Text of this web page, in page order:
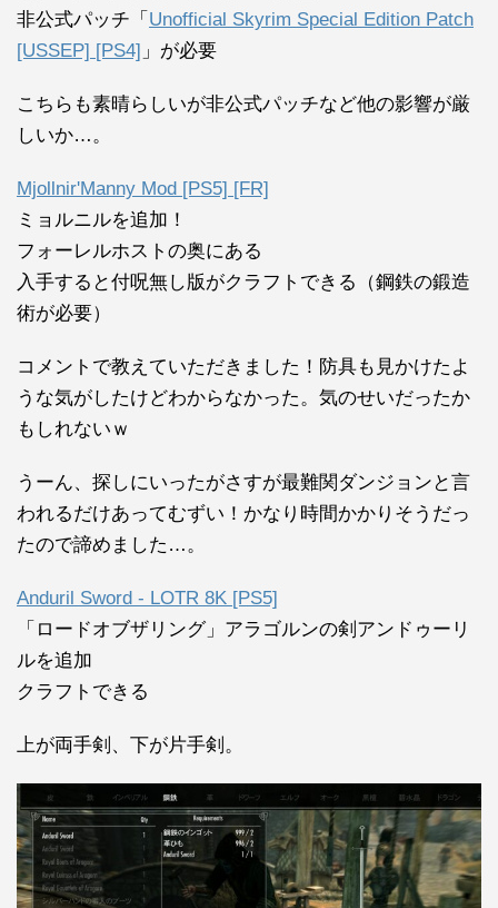
非公式パッチ「 Unofficial Skyrim Special Edition Patch
[USSEP] [PS4] 」が必要
こちらも素晴らしいが非公式パッチなど他の影響が厳
しいか…。
Mjollnir'Manny Mod [PS5] [FR]
ミョルニルを追加！
フォーレルホストの奥にある
入手すると付呪無し版がクラフトできる（鋼鉄の鍛造
術が必要）
コメントで教えていただきました！防具も見かけたよ
うな気がしたけどわからなかった。気のせいだったか
もしれないｗ
うーん、探しにいったがさすが最難関ダンジョンと言
われるだけあってむずい！かなり時間かかりそうだっ
たので諦めました…。
Anduril Sword - LOTR 8K [PS5]
「ロードオブザリング」アラゴルンの剣アンドゥーリ
ルを追加
クラフトできる
上が両手剣、下が片手剣。